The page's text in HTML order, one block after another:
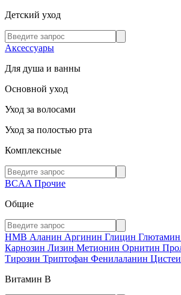
Детский уход
Аксессуары
Для душа и ванны
Основной уход
Уход за волосами
Уход за полостью рта
Комплексные
BCAA Прочие
Общие
HMB Аланин Аргинин Глицин Глютамин
Карнозин Лизин Метионин Орнитин
Тирозин Триптофан Фенилаланин
Витамин В